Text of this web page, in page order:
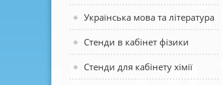
Українська мова та література
Стенди в кабінет фізики
Стенди для кабінету хімії